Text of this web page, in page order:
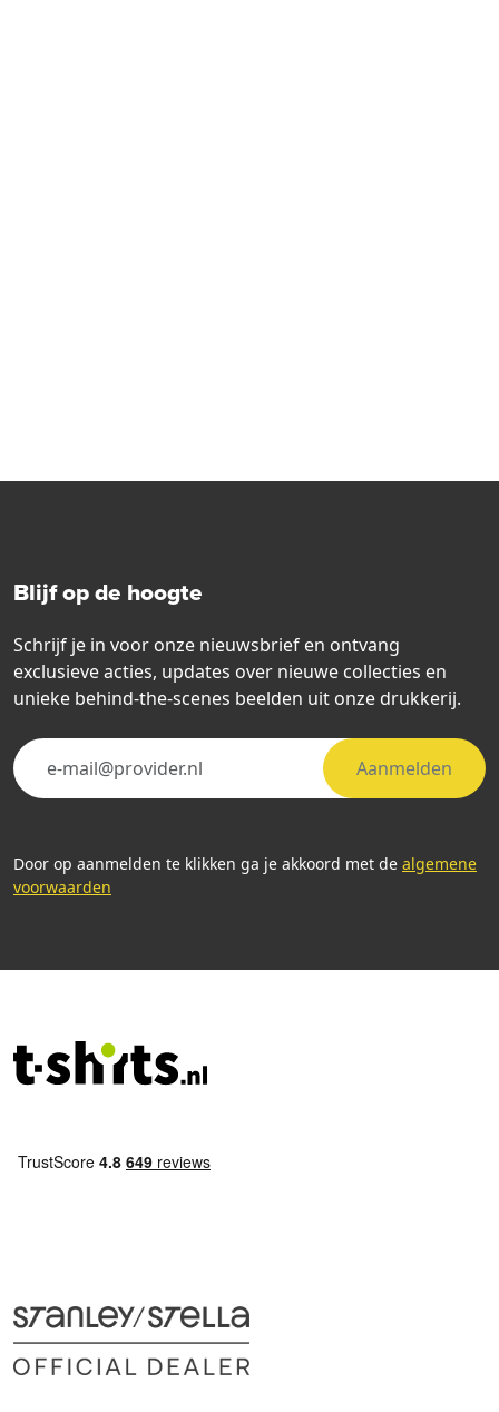
Blijf op de hoogte
Schrijf je in voor onze nieuwsbrief en ontvang
exclusieve acties, updates over nieuwe collecties en
unieke behind-the-scenes beelden uit onze drukkerij.
Aanmelden
Door op aanmelden te klikken ga je akkoord met de algemene
voorwaarden